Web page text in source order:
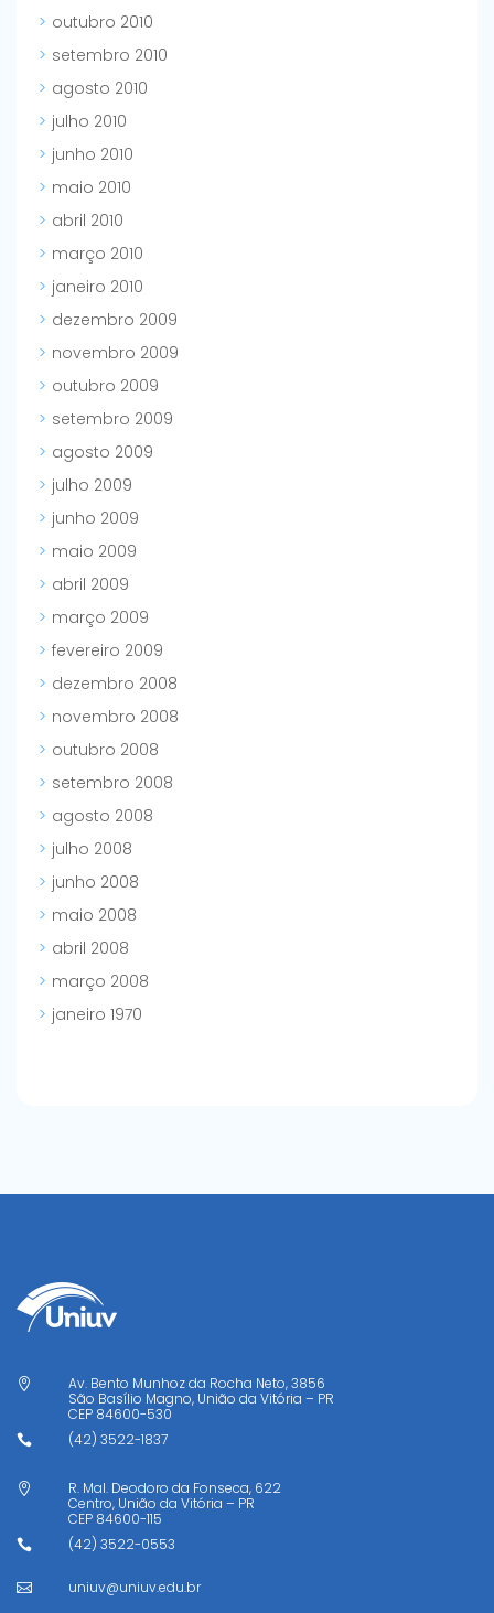
outubro 2010
setembro 2010
agosto 2010
julho 2010
junho 2010
maio 2010
abril 2010
março 2010
janeiro 2010
dezembro 2009
novembro 2009
outubro 2009
setembro 2009
agosto 2009
julho 2009
junho 2009
maio 2009
abril 2009
março 2009
fevereiro 2009
dezembro 2008
novembro 2008
outubro 2008
setembro 2008
agosto 2008
julho 2008
junho 2008
maio 2008
abril 2008
março 2008
janeiro 1970

Av. Bento Munhoz da Rocha Neto, 3856
São Basílio Magno, União da Vitória – PR
CEP 84600-530
 (42) 3522-1837

R. Mal. Deodoro da Fonseca, 622
Centro, União da Vitória – PR
CEP 84600-115
 (42) 3522-0553
 uniuv@uniuv.edu.br